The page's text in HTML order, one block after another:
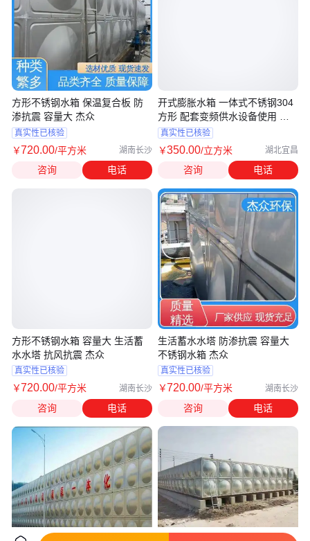
方形不锈钢水箱 保温复合板 防
渗抗震 容量大 杰众
真实性已核验
￥720.00/平方米 湖南长沙
咨询 电话
方形不锈钢水箱 容量大 生活蓄
水水塔 抗风抗震 杰众
真实性已核验
￥720.00/平方米 湖南长沙
咨询 电话
开式膨胀水箱 一体式不锈钢304
方形 配套变频供水设备使用 源
头厂家 X
真实性已核验
￥350.00/立方米 湖北宜昌
咨询 电话
生活蓄水水塔 防渗抗震 容量大
不锈钢水箱 杰众
真实性已核验
￥720.00/平方米 湖南长沙
咨询 电话